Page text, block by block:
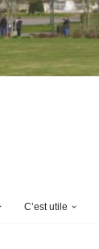
C’est utile